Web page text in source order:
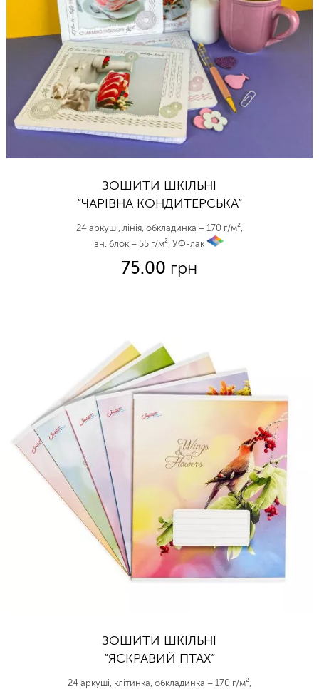
ЗОШИТИ ШКІЛЬНІ
“ЧАРІВНА КОНДИТЕРСЬКА”
24 аркуші, лінія, обкладинка – 170 г/м²,
вн. блок – 55 г/м², УФ-лак
75.00 грн
ЗОШИТИ ШКІЛЬНІ
“ЯСКРАВИЙ ПТАХ”
24 аркуші, клітинка, обкладинка – 170 г/м²,